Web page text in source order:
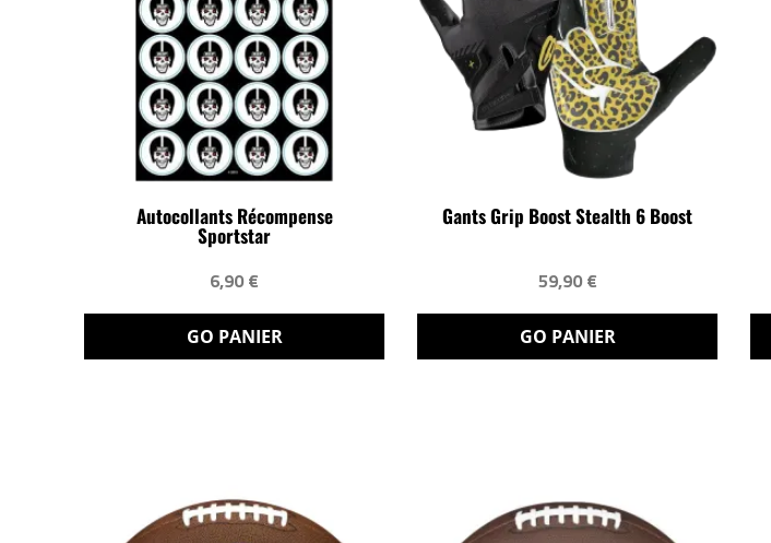
Autocollants Récompense
Sportstar
6,90 €
GO PANIER
Gants Grip Boost Stealth 6 Boost
59,90 €
GO PANIER